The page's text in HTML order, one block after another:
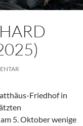
Friedhof in
5. Oktober wenige